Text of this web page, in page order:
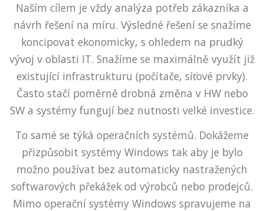
Naším cílem je vždy analýza potřeb zákazníka a
návrh řešení na míru. Výsledné řešení se snažíme
koncipovat ekonomicky, s ohledem na prudký
vývoj v oblasti IT. Snažíme se maximálně využít již
existující infrastrukturu (počítače, síťové prvky).
Často stačí poměrně drobná změna v HW nebo
SW a systémy fungují bez nutnosti velké investice.
To samé se týká operačních systémů. Dokážeme
přizpůsobit systémy Windows tak aby je bylo
možno používat bez automaticky nastražených
softwarových překážek od výrobců nebo prodejců.
Mimo operační systémy Windows spravujeme na